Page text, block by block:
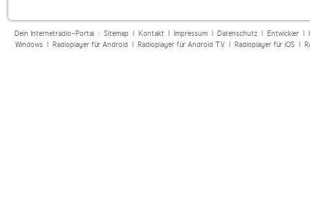
Dein Internetradio-Portal : Sitemap| Kontakt| Impressum| Datenschutz| Entwickler|
Windows| Radioplayer für Android| Radioplayer für Android TV| Radioplayer für iOS|